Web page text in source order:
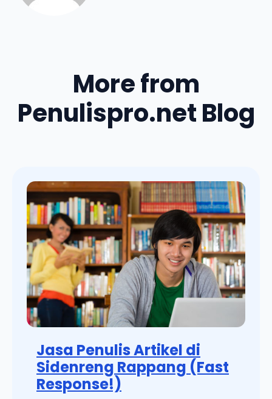
More from
Penulispro.net Blog
Jasa Penulis Artikel di
Sidenreng Rappang (Fast
Response!)